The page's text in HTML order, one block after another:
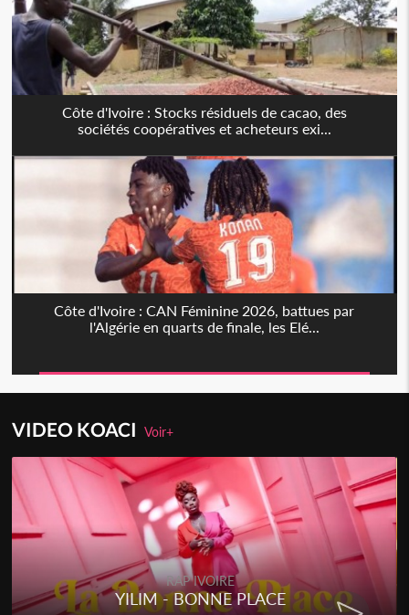
Côte d'Ivoire : Stocks résiduels de cacao, des
sociétés coopératives et acheteurs exi...
Côte d'Ivoire : CAN Féminine 2026, battues par
l'Algérie en quarts de finale, les Elé...
VIDEO KOACIVoir+
RAP IVOIRE
YILIM - BONNE PLACE